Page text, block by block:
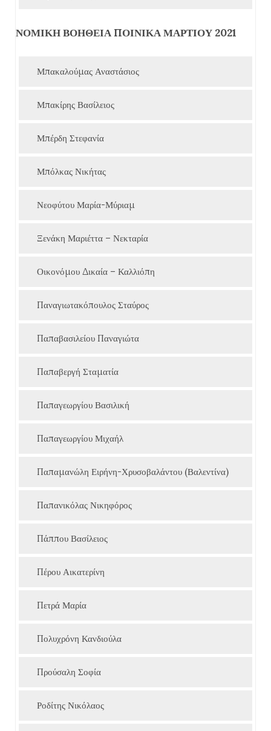
ΝΟΜΙΚΗ ΒΟΗΘΕΙΑ ΠΟΙΝΙΚΑ ΜΑΡΤΙΟΥ 2021
Μπακαλούμας Αναστάσιος
Μπακίρης Βασίλειος
Μπέρδη Στεφανία
Μπόλκας Νικήτας
Νεοφύτου Μαρία-Μύριαμ
Ξενάκη Μαριέττα – Νεκταρία
Οικονόμου Δικαία – Καλλιόπη
Παναγιωτακόπουλος Σταύρος
Παπαβασιλείου Παναγιώτα
Παπαβεργή Σταματία
Παπαγεωργίου Βασιλική
Παπαγεωργίου Μιχαήλ
Παπαμανώλη Ειρήνη-Χρυσοβαλάντου (Βαλεντίνα)
Παπανικόλας Νικηφόρος
Πάππου Βασίλειος
Πέρου Αικατερίνη
Πετρά Μαρία
Πολυχρόνη Κανδιούλα
Προύσαλη Σοφία
Ροδίτης Νικόλαος